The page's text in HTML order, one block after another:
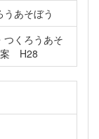
あそぼう
くろうあそ
H28